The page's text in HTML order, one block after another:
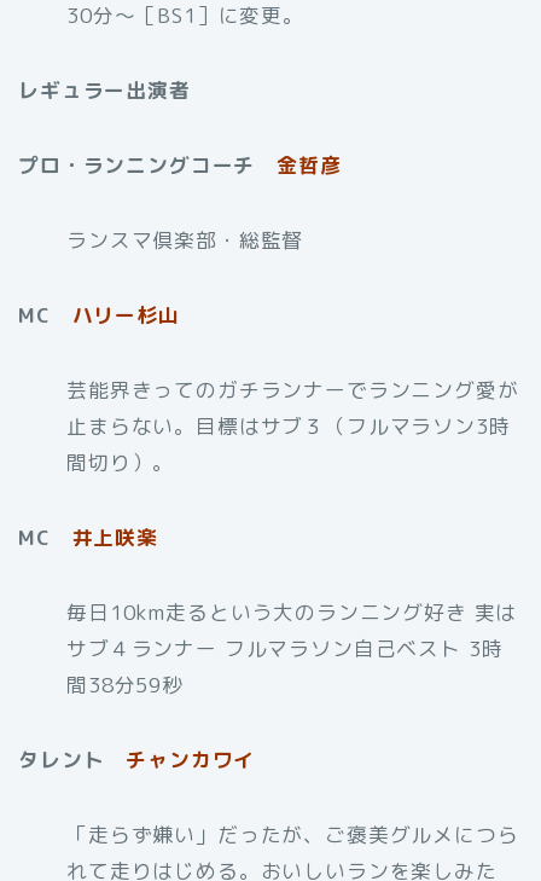
30分〜［BS1］に変更。
レギュラー出演者
プロ・ランニングコーチ 金哲彦
ランスマ倶楽部・総監督
MC ハリー杉山
芸能界きってのガチランナーでランニング愛が
止まらない。目標はサブ３（フルマラソン3時
間切り）。
MC 井上咲楽
毎日10km走るという大のランニング好き 実は
サブ４ランナー フルマラソン自己ベスト 3時
間38分59秒
タレント チャンカワイ
「走らず嫌い」だったが、ご褒美グルメにつら
れて走りはじめる。おいしいランを楽しみた